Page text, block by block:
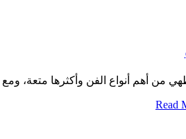
أهم أنواع الفن وأكثرها متعة، ومع
Read